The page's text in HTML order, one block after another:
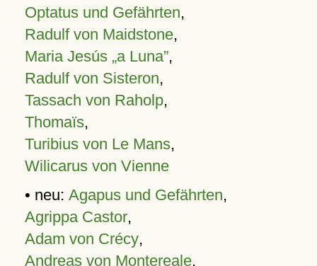
Optatus und Gefährten,
Radulf von Maidstone,
Maria Jesús „a Luna”,
Radulf von Sisteron,
Tassach von Raholp,
Thomaïs,
Turibius von Le Mans,
Wilicarus von Vienne
• neu: Agapus und Gefährten,
Agrippa Castor,
Adam von Crécy,
Andreas von Montereale,